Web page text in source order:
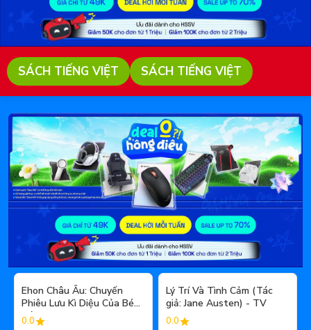
SÁCH TIẾNG VIỆT SÁCH TIẾNG VIỆT
Ehon Châu Âu: Chuyến
Phiêu Lưu Kì Diệu Của Bé
Cánh Cụt
0.0
- 20%
Lý Trí Và Tình Cảm (Tác
giả: Jane Austen) - TV
0.0